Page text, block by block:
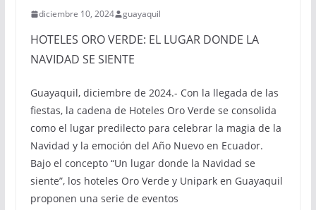
diciembre 10, 2024 guayaquil
HOTELES ORO VERDE: EL LUGAR DONDE LA
NAVIDAD SE SIENTE
Guayaquil, diciembre de 2024.- Con la llegada de las
fiestas, la cadena de Hoteles Oro Verde se consolida
como el lugar predilecto para celebrar la magia de la
Navidad y la emoción del Año Nuevo en Ecuador.
Bajo el concepto “Un lugar donde la Navidad se
siente”, los hoteles Oro Verde y Unipark en Guayaquil
proponen una serie de eventos